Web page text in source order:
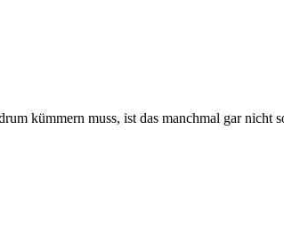
kümmern muss, ist das manchmal gar nicht